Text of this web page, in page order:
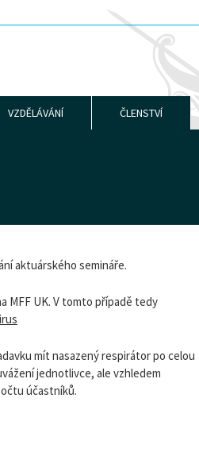
VZDĚLÁVÁNÍ ČLENSTVÍ
aktuárského semináře.
MFF UK. V tomto případě tedy
mít nasazený respirátor po celou
jednotlivce, ale vzhledem
účastníků.